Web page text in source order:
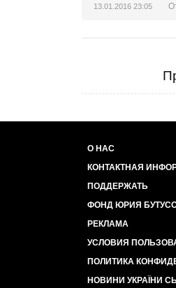
13.01.2016 23:05
О НАС
КОНТАКТНАЯ
ПОДДЕРЖАТЬ
ФОНД ЮРИЯ
РЕКЛАМА
УСЛОВИЯ
ПОЛИТИКА
НОВИНИ УКРАЇНИ